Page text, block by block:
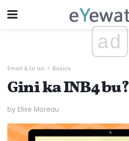
ad
Email & Izi ozi Basics
Gini ka INB4 bu?
by Elise Moreau